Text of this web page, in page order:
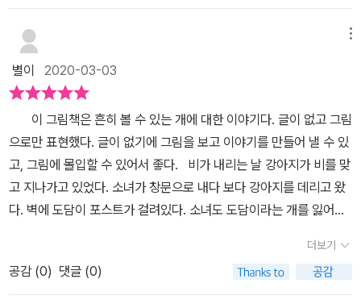
과 최소화한 그림, 글자없이 침묵으로 절제된 표현으로 오히려 더 독
자의 가슴을 절절하게 합니다.여기선 개와 사람의 상실, 이별과 만남,
관계를 표현하고 있지만 사람 간의 관계에서도 마찬가지입니다.인생
사 새옹지마. 만남 뒤엔 이별이, 상실 뒤엔 새로움이 기다리에 깊은 아
픔을 겪어 잠시 멈춰도 다시 삶을 시작할 수 있는 힘을 얻는 것 같습니
다.이별과 상실 뒤에 오랜 시간이 지나도 문득문득 생각이 나겠지만,
그때의 아름다웠던 추억이 새로 만들어나갈 미래를 위한 원동력이 되
기를...
여백과 함께 부분 채색으로 이야기하지요. 이런 표현들이 소녀의 감
정을 더욱 깊게 느낄 수 있게 해 주는 것 같아요. 소녀의 감정들이 겹
겹이 쌓이면서 저의 감정들과 교차하면서 애틋함이 더 커지는 것 같
아요. ​ ​ 글 없는 그림책은 책을 읽는 독자에게 자신만의 이야기를 만
들 수 있도록 해 주지요. 독자는 이렇게 자신만의 이야기를 만들려면
그림 곳곳을 자세히 들여다보아야 하지요. 그림으로 표현된 부분들을
찾게 되고, 캐릭터의 이야기들을 듣게 되지요. 주인공 소녀, 주인공이
잃어버린 강아지, 새로운 강아지, 강아지를 찾게 된 소년, 그리고 다른
를 자세히 보아요 - 소녀가 주저 없이 비를 맞는 강아지를 데려
온 방에는 '도담이'라는 강아지의 흔적을 발견할 수 있어요. 전단지를
보니 아마도 소녀는 자신의 친구인 도담이를 잃어버렸나 보아요. 도
버렸다는 전단을 만나게 된다. 그리고 고민을 하게 된다.강아지를 찾
아줘야 하는가? 아니면 그냥 모르게 계속 내가 키울까...하지만 주인
에게 되돌려줬다.우울함을 앉고 집으로 돌아오는 길에 다른 버려진
강아지를 만나게된다.먼저 만났던 강아지보다 지저분하고, 못생긴...
그래서 또 고민을 하게 된다.저렇게 못생긴 강아지를 키워야 할까?버
림받은 강아지의 표정에서 주인공은 또 고민을 한다.'나랑 비슷하구
나...'라는 표정으로 말이다.(물론 이것도 읽는 사람에 따라 해석이 다
른거라...)그림만 있는 동화책의 가장 큰 강점은 책의 내용을 스스로
생각해내기때문에 정말 다양한 해석이 나올 수 있고, 다양한 감정이
나올 수 있다는 것이다.그래서 좀 큰 아이들도 가끔씩은 그림책을 보
라고 권하고 있지만 그게 쉽지 않은...어쩌다가 이번에 반려동물, 반려
별이 2020-03-03
이 그림책은 흔히 볼 수 있는 개에 대한 이야기다. 글이 없고 그림
으로만 표현했다. 글이 없기에 그림을 보고 이야기를 만들어 낼 수 있
고, 그림에 몰입할 수 있어서 좋다. 비가 내리는 날 강아지가 비를 맞
고 지나가고 있었다. 소녀가 창문으로 내다 보다 강아지를 데리고 왔
다. 벽에 도담이 포스트가 걸려있다. 소녀도 도담이라는 개를 잃어버
있으니 소녀가 빼앗는다. 시무룩 해진 강아지는 침대 밑에 들어가 버
렸다.소녀는 침대 위에 올라오는 강아지를 내치기도 한다. 돌아오지
더보기
공감 (0) 댓글 (0)